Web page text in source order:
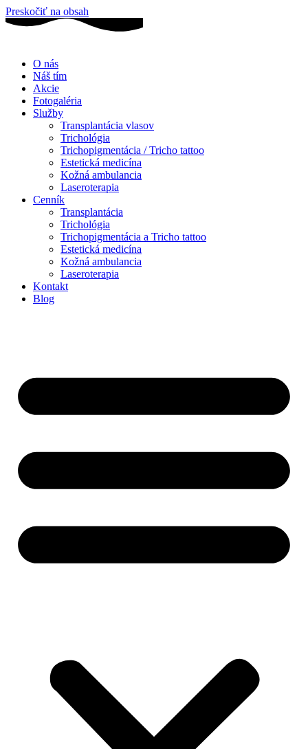
Preskočiť na obsah
O nás
Náš tím
Akcie
Fotogaléria
Služby
Transplantácia vlasov
Trichológia
Trichopigmentácia / Tricho tattoo
Estetická medicína
Kožná ambulancia
Laseroterapia
Cenník
Transplantácia
Trichológia
Trichopigmentácia a Tricho tattoo
Estetická medicína
Kožná ambulancia
Laseroterapia
Kontakt
Blog